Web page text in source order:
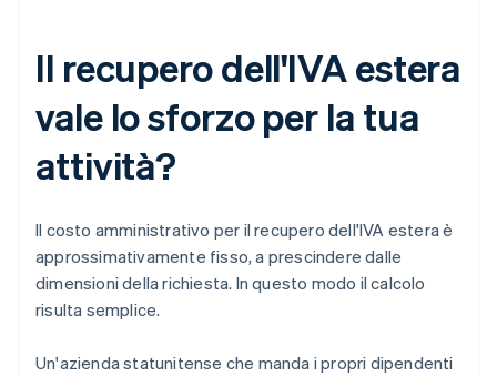
Il recupero dell'IVA estera
vale lo sforzo per la tua
attività?
Il costo amministrativo per il recupero dell'IVA estera è
approssimativamente fisso, a prescindere dalle
dimensioni della richiesta. In questo modo il calcolo
risulta semplice.
Un'azienda statunitense che manda i propri dipendenti